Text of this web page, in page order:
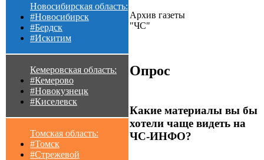
Новосибирская область:
#Новосибирск
#Бердск
#Искитим
Кемеровская область:
#Кемерово
#Новокузнецк
#Киселевск
Томская область:
#Томск
#Стрежевой
Архив газеты
"ЧС"
Опрос
Какие материалы вы бы
хотели чаще видеть на
ЧС-ИНФО?